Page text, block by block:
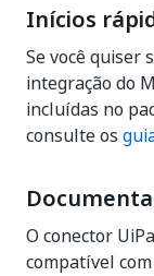
Inícios
Se você quiser
integração do
incluídas no
consulte os
O conector
compatível